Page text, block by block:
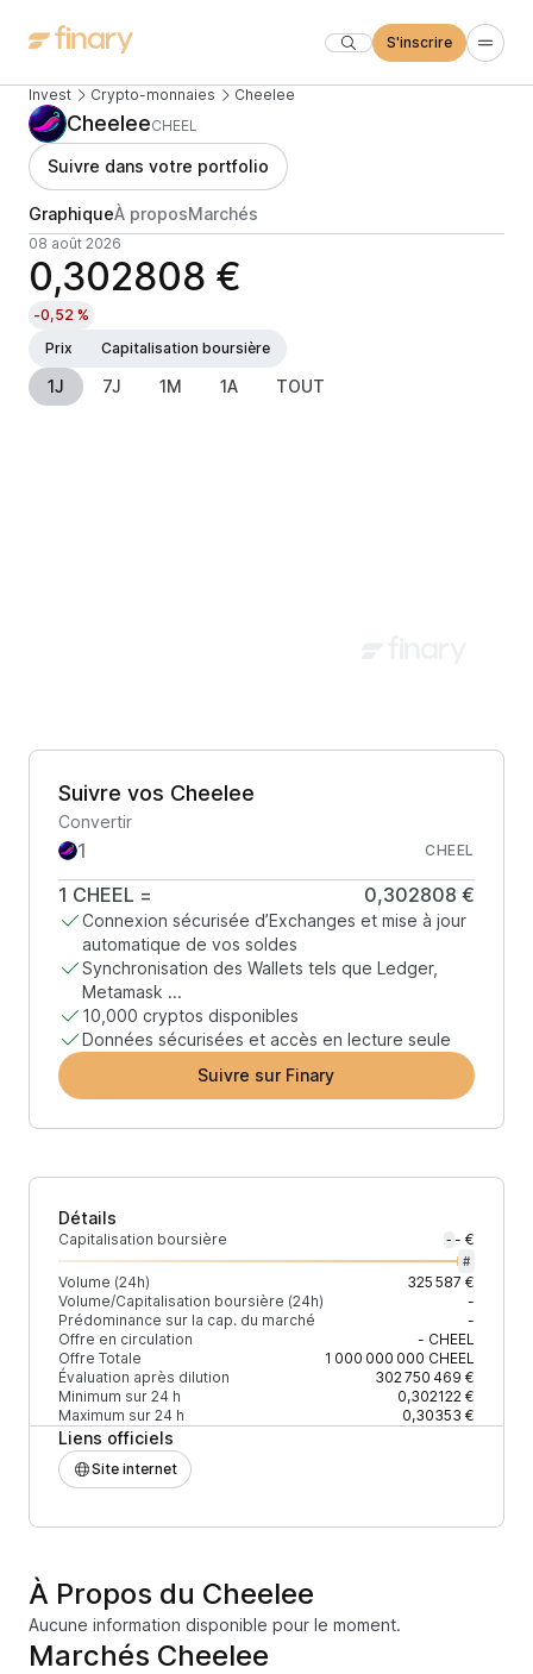
S'inscrire
Invest Crypto-monnaies Cheelee
CheeleeCHEEL
Suivre dans votre portfolio
GraphiqueÀ proposMarchés
08 août 2026
0,302808 €
-0,52 %
Prix
Capitalisation boursière
1J 7J 1M 1A TOUT
Suivre vos Cheelee
Convertir
CHEEL
1 CHEEL = 0,302808 €
Connexion sécurisée d’Exchanges et mise à jour
automatique de vos soldes
Synchronisation des Wallets tels que Ledger,
Metamask ...
10,000 cryptos disponibles
Données sécurisées et accès en lecture seule
Suivre sur Finary
Détails
Capitalisation boursière - - €
#
Volume (24h)
325 587 €
Volume/Capitalisation boursière (24h)
-
Prédominance sur la cap. du marché
-
Offre en circulation
- CHEEL
Offre Totale
1 000 000 000 CHEEL
Évaluation après dilution
302 750 469 €
Minimum sur 24 h
0,302122 €
Maximum sur 24 h
0,30353 €
Liens officiels
Site internet
À Propos du Cheelee
Aucune information disponible pour le moment.
Marchés Cheelee